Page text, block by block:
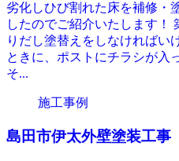
劣化しひび割れた床を補修・
したのでご紹介いたします！
りだし塗替えをしなければい
ときに、ポストにチラシが
そ...
施工事例
島田市伊太外壁塗装工事